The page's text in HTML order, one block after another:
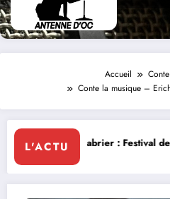
Accueil
Conte la musique –
L'ACTU
de musique classique le 8 et 9 août